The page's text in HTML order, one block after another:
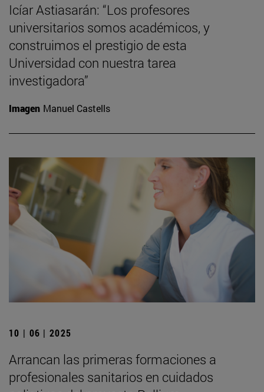
Icíar Astiasarán: “Los profesores
universitarios somos académicos, y
construimos el prestigio de esta
Universidad con nuestra tarea
investigadora”
Imagen Manuel Castells
10 | 06 | 2025
Arrancan las primeras formaciones a
profesionales sanitarios en cuidados